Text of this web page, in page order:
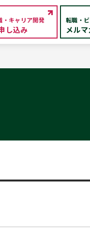
・キャリア開発
し込み
転職・
メル